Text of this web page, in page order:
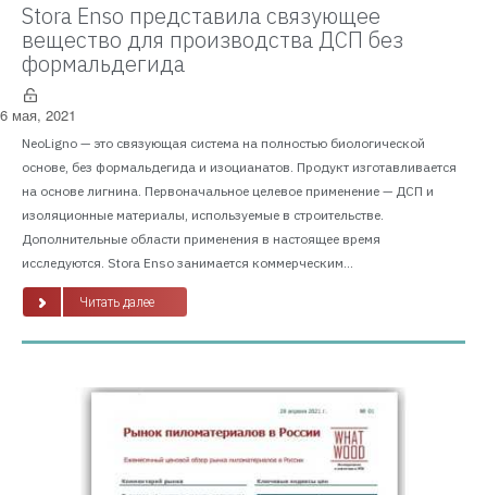
Stora Enso представила связующее
вещество для производства ДСП без
формальдегида
6 мая, 2021
NeoLigno — это связующая система на полностью биологической
основе, без формальдегида и изоцианатов. Продукт изготавливается
на основе лигнина. Первоначальное целевое применение — ДСП и
изоляционные материалы, используемые в строительстве.
Дополнительные области применения в настоящее время
исследуются. Stora Enso занимается коммерческим...
Читать далее